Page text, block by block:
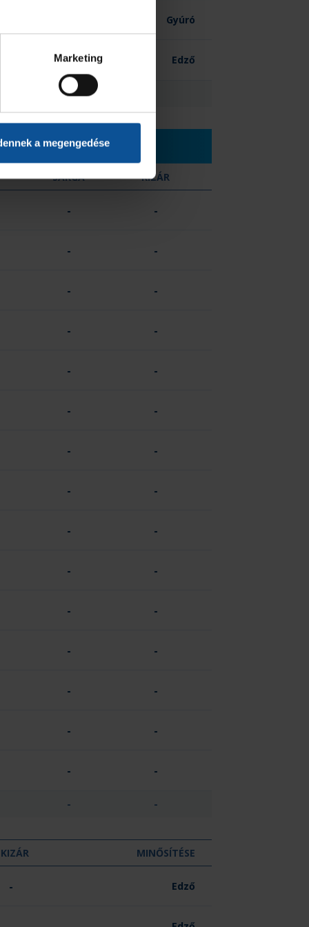
Marketing
a megengedése
Gyúró
Edző
SÁRGA KIZÁR
- -
- -
- -
- -
- -
- -
- -
- -
- -
- -
- -
- -
- -
- -
- -
- -
KIZÁR MINŐSÍTÉSE
- Edző